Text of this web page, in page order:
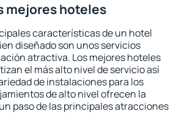
mejores hoteles
características de un hotel
diseñado son unos servicios
atractiva. Los mejores hoteles
el más alto nivel de servicio así
de instalaciones para los
de alto nivel ofrecen la
paso de las principales atracciones